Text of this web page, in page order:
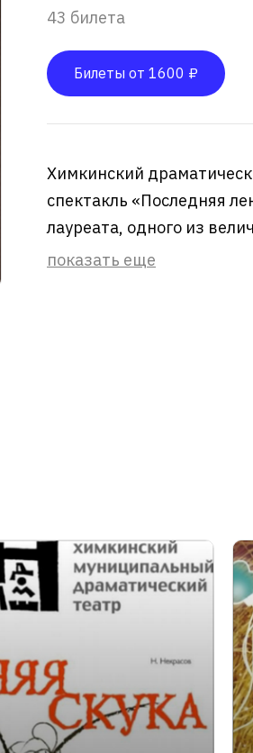
43 билета
Билеты от 1600 ₽
Химкинский
спектакль «Последняя
лауреата, одного из
показать еще